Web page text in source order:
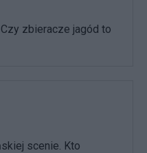
zbieracze jagód to
scenie. Kto